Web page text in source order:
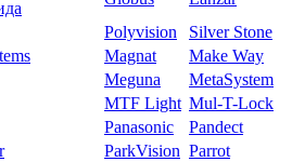
Polyvision
Silver Stone
Magnat
Make Way
Meguna
MetaSystem
MTF Light Mul-T-Lock
Panasonic
Pandect
ParkVision Parrot